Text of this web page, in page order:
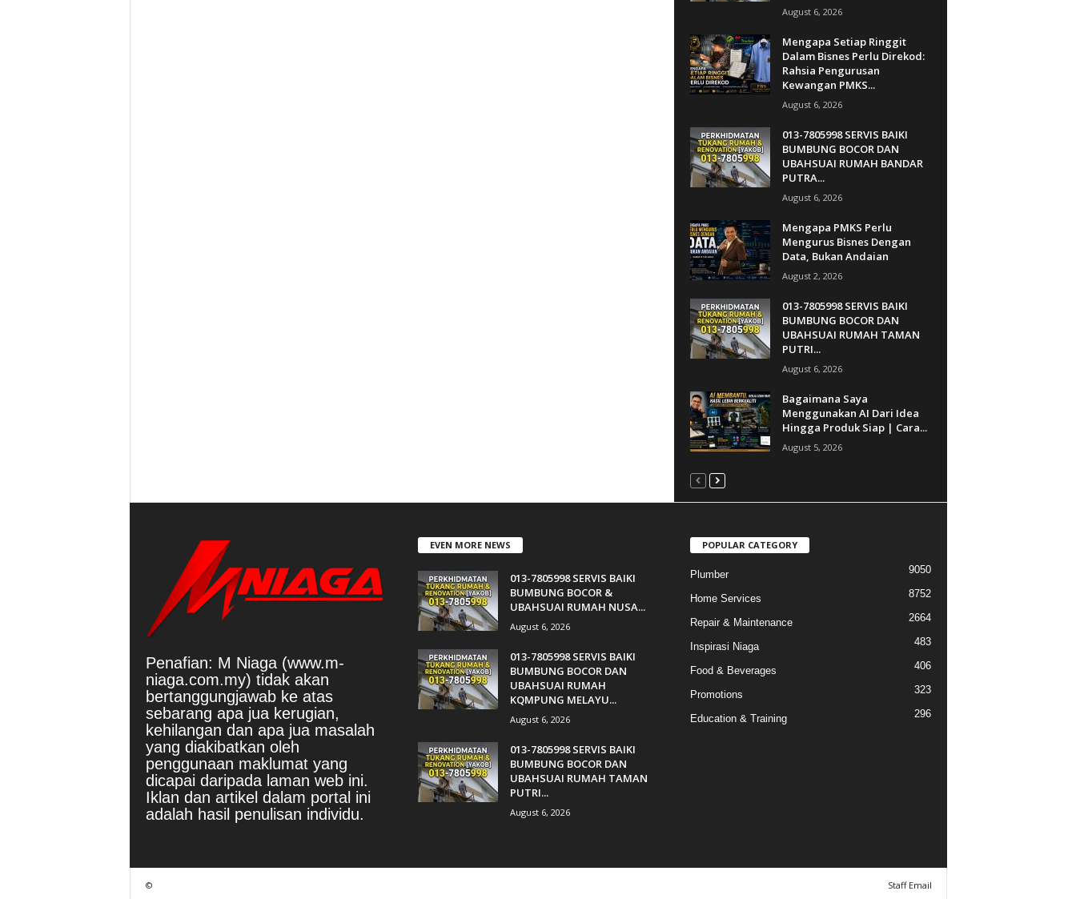
August 6, 2026
Mengapa Setiap Ringgit
Dalam Bisnes Perlu Direkod:
Rahsia Pengurusan
Kewangan PMKS...
August 6, 2026
013-7805998 SERVIS BAIKI
BUMBUNG BOCOR DAN
UBAHSUAI RUMAH BANDAR
PUTRA...
August 6, 2026
Mengapa PMKS Perlu
Mengurus Bisnes Dengan
Data, Bukan Andaian
August 2, 2026
013-7805998 SERVIS BAIKI
BUMBUNG BOCOR DAN
UBAHSUAI RUMAH TAMAN
PUTRI...
August 6, 2026
Bagaimana Saya
Menggunakan AI Dari Idea
Hingga Produk Siap | Cara...
August 5, 2026
Penafian: M Niaga (www.m-
niaga.com.my) tidak akan
bertanggungjawab ke atas
sebarang apa jua kerugian,
kehilangan dan apa jua masalah
yang diakibatkan oleh
penggunaan maklumat yang
dicapai daripada laman web ini.
Iklan dan artikel dalam portal ini
adalah hasil penulisan individu.
EVEN MORE NEWS
013-7805998 SERVIS BAIKI
BUMBUNG BOCOR &
UBAHSUAI RUMAH NUSA...
August 6, 2026
013-7805998 SERVIS BAIKI
BUMBUNG BOCOR DAN
UBAHSUAI RUMAH
KQMPUNG MELAYU...
August 6, 2026
013-7805998 SERVIS BAIKI
BUMBUNG BOCOR DAN
UBAHSUAI RUMAH TAMAN
PUTRI...
August 6, 2026
POPULAR CATEGORY
Plumber 9050
Home Services 8752
Repair & Maintenance 2664
Inspirasi Niaga 483
Food & Beverages 406
Promotions 323
Education & Training 296
Staff Email
©